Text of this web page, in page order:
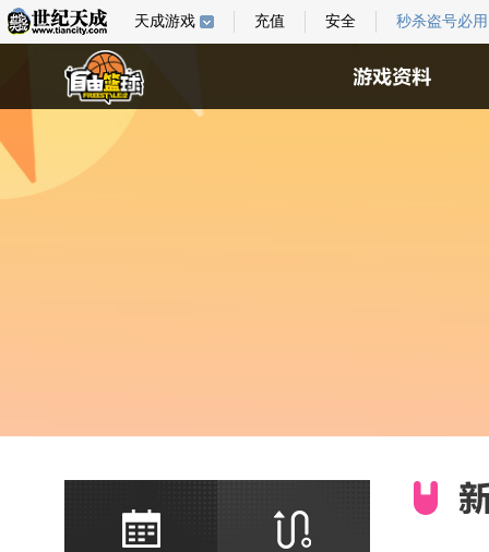
天成游戏 充值 安全 秒杀盗号必用